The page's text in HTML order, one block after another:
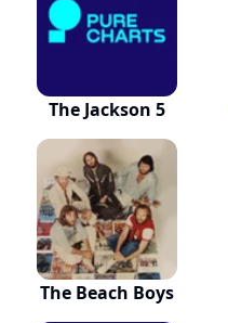
The Jackson 5
The Beach Boys